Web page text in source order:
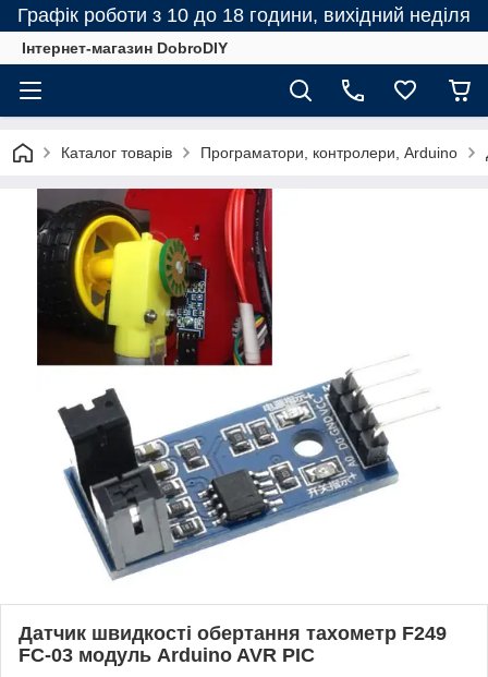
Графік роботи з 10 до 18 години, вихідний неділя
Інтернет-магазин DobroDIY
Каталог товарів Програматори, контролери, Arduino
Датчик швидкості обертання тахометр F249
FC-03 модуль Arduino AVR PIC